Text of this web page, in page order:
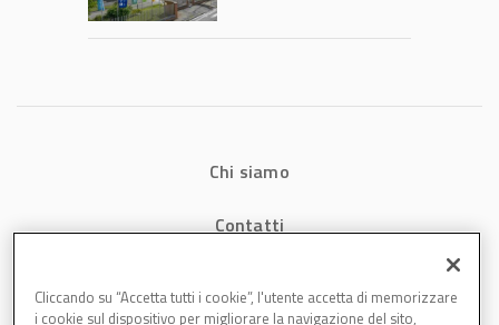
Chi siamo
Contatti
Cliccando su “Accetta tutti i cookie”, l'utente accetta di memorizzare
i cookie sul dispositivo per migliorare la navigazione del sito,